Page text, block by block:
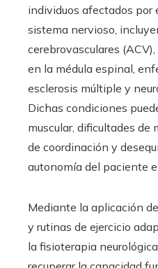
individuos afectados por
sistema nervioso,
cerebrovasculares
en la médula espinal,
esclerosis múltiple y
Dichas condiciones
muscular, dificultades de
de coordinación y
autonomía del paciente
Mediante la aplicación
y rutinas de ejercicio
la fisioterapia